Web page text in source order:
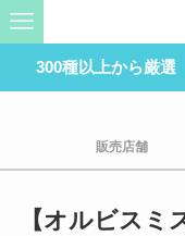
300種以上から厳選
販売店舗
【オルビスミ